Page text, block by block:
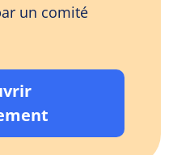
un comité